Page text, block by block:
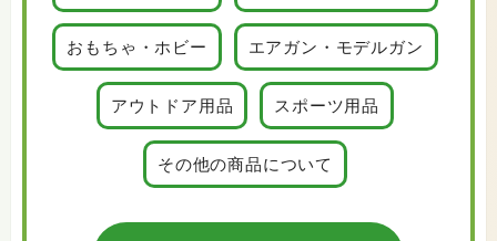
おもちゃ・ホビー エアガン・モデルガン
アウトドア用品 スポーツ用品
その他の商品について